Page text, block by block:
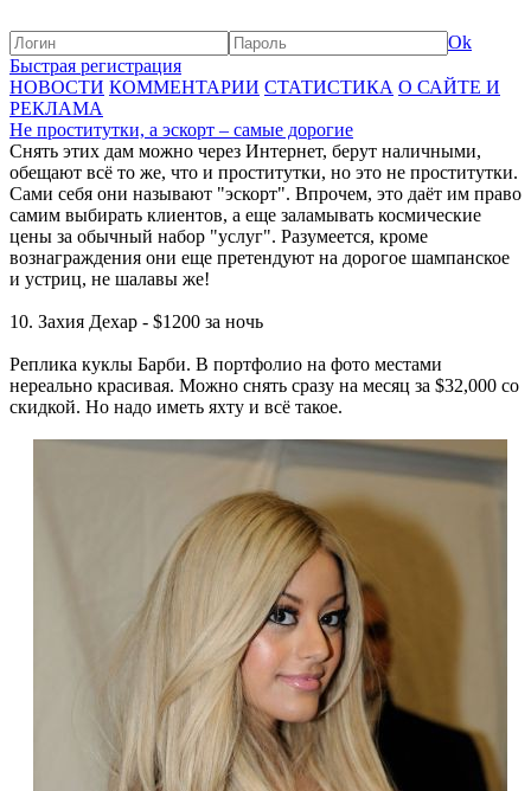
Ok
Быстрая регистрация
НОВОСТИ КОММЕНТАРИИ СТАТИСТИКА О САЙТЕ И
РЕКЛАМА
Не проститутки, а эскорт – самые дорогие
Снять этих дам можно через Интернет, берут наличными,
обещают всё то же, что и проститутки, но это не проститутки.
Сами себя они называют "эскорт". Впрочем, это даёт им право
самим выбирать клиентов, а еще заламывать космические
цены за обычный набор "услуг". Разумеется, кроме
вознаграждения они еще претендуют на дорогое шампанское
и устриц, не шалавы же!
10. Захия Дехар - $1200 за ночь
Реплика куклы Барби. В портфолио на фото местами
нереально красивая. Можно снять сразу на месяц за $32,000 со
скидкой. Но надо иметь яхту и всё такое.